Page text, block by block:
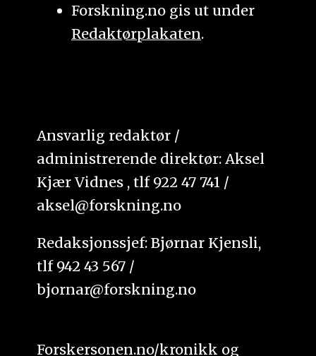
Forskning.no gis ut under
Redaktørplakaten.
Ansvarlig redaktør /
administrerende direktør: Aksel
Kjær Vidnes , tlf 922 47 741 /
aksel@forskning.no
Redaksjonssjef: Bjørnar Kjensli,
tlf 942 43 567 /
bjornar@forskning.no
Forskersonen.no/kronikk og